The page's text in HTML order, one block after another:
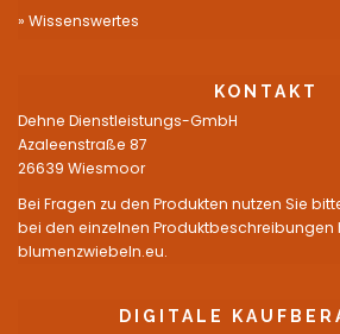
Wissenswertes
KONTAKT
Dehne Dienstleistungs-GmbH
Azaleenstraße 87
26639 Wiesmoor
Bei Fragen zu den Produkten nutzen Sie
bei den einzelnen Produktbeschreibungen
blumenzwiebeln.eu.
DIGITALE